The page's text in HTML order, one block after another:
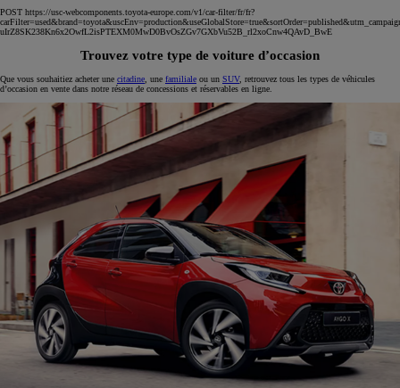
POST https://usc-webcomponents.toyota-europe.com/v1/car-filter/fr/fr?
uIrZ8SK238Kn6x2OwfL2isPTEXM0MwD0BvOsZGv7GXbVu52B_rl2xoCnw4QAvD_BwE
Trouvez votre type de voiture d’occasion
Que vous souhaitiez acheter une citadine , une familiale ou un SUV, retrouvez tous les types de véhicules
d’occasion en vente dans notre réseau de concessions et réservables en ligne.